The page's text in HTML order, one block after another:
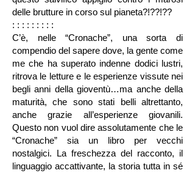
delle brutture in corso sul pianeta?!??!??
: : : : : : : : :
C’è, nelle “Cronache”, una sorta di
compendio del sapere dove, la gente come
me che ha superato indenne dodici lustri,
ritrova le letture e le esperienze vissute nei
begli anni della gioventù…ma anche della
maturità, che sono stati belli altrettanto,
anche grazie all’esperienze giovanili.
Questo non vuol dire assolutamente che le
“Cronache” sia un libro per vecchi
nostalgici. La freschezza del racconto, il
linguaggio accattivante, la storia tutta in sé